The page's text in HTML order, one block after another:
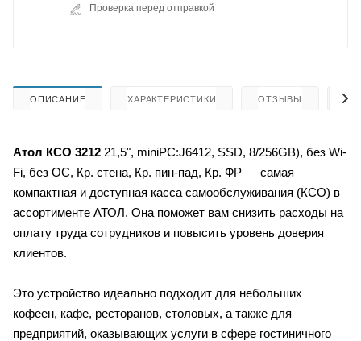
Проверка перед отправкой
ОПИСАНИЕ ХАРАКТЕРИСТИКИ ОТЗЫВЫ
Атол КСО 3212 21,5", miniPC:J6412, SSD, 8/256GB), без Wi-
Fi, без ОС, Кр. стена, Кр. пин-пад, Кр. ФР — самая
компактная и доступная касса самообслуживания (КСО) в
ассортименте АТОЛ. Она поможет вам снизить расходы на
оплату труда сотрудников и повысить уровень доверия
клиентов.
Это устройство идеально подходит для небольших
кофеен, кафе, ресторанов, столовых, а также для
предприятий, оказывающих услуги в сфере гостиничного